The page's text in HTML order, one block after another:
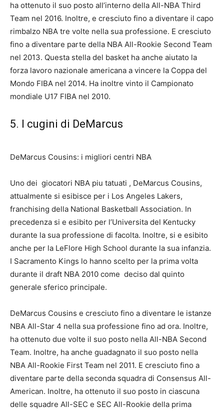
ha ottenuto il suo posto all’interno della All-NBA Third
Team nel 2016. Inoltre, e cresciuto fino a diventare il capo
rimbalzo NBA tre volte nella sua professione. E cresciuto
fino a diventare parte della NBA All-Rookie Second Team
nel 2013. Questa stella del basket ha anche aiutato la
forza lavoro nazionale americana a vincere la Coppa del
Mondo FIBA ​​​​nel 2014. Ha inoltre vinto il Campionato
mondiale U17 FIBA ​​​​nel 2010.
5. I cugini di DeMarcus
DeMarcus Cousins: i migliori centri NBA
Uno dei giocatori NBA piu tatuati , DeMarcus Cousins,
attualmente si esibisce per i Los Angeles Lakers,
franchising della National Basketball Association. In
precedenza si e esibito per l’Universita del Kentucky
durante la sua professione di facolta. Inoltre, si e esibito
anche per la LeFlore High School durante la sua infanzia.
I Sacramento Kings lo hanno scelto per la prima volta
durante il draft NBA 2010 come deciso dal quinto
generale sferico principale.
DeMarcus Cousins ​​e cresciuto fino a diventare le istanze
NBA All-Star 4 nella sua professione fino ad ora. Inoltre,
ha ottenuto due volte il suo posto nella All-NBA Second
Team. Inoltre, ha anche guadagnato il suo posto nella
NBA All-Rookie First Team nel 2011. E cresciuto fino a
diventare parte della seconda squadra di Consensus All-
American. Inoltre, ha ottenuto il suo posto in ciascuna
delle squadre All-SEC e SEC All-Rookie della prima